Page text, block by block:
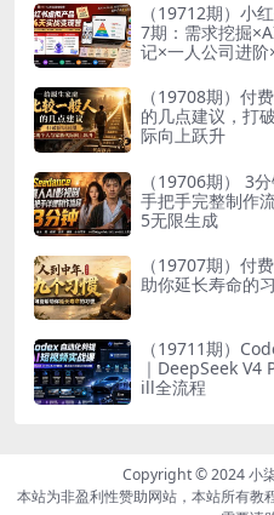
（19712期）小
7期：需求挖掘
记×一人公司进阶
（19708期）付
的几点建议，打
际向上跃升
（19706期） 3
手把手完整制作
5无限生成
（19707期）付
助你延长寿命的
（19711期）
｜DeepSeek V4
ill全流程
Copyright © 2024 小
本站为非盈利性赞助网站，本站所有教